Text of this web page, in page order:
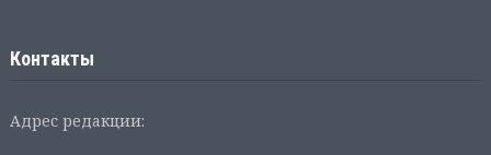
Контакты
Адрес редакции: